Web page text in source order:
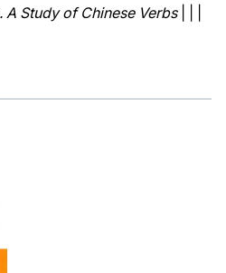
Study of Chinese Verbs| | |